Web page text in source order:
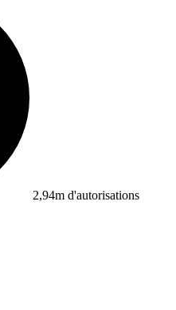
2,94m d'autorisations